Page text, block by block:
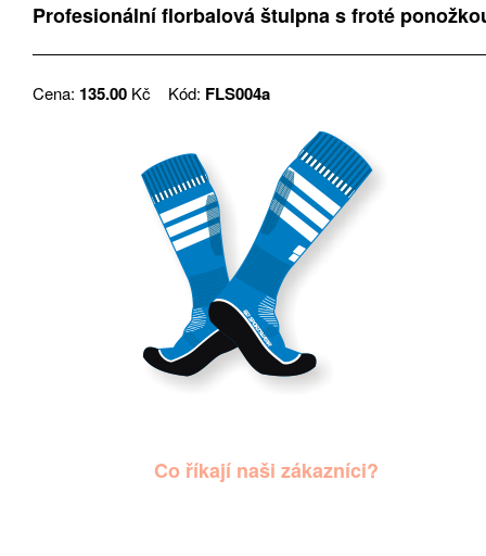
Co říkají naši zákazníci?
Cena: 135.00 Kč Kód: FLS004a
Profesionální florbalová štulpna s froté